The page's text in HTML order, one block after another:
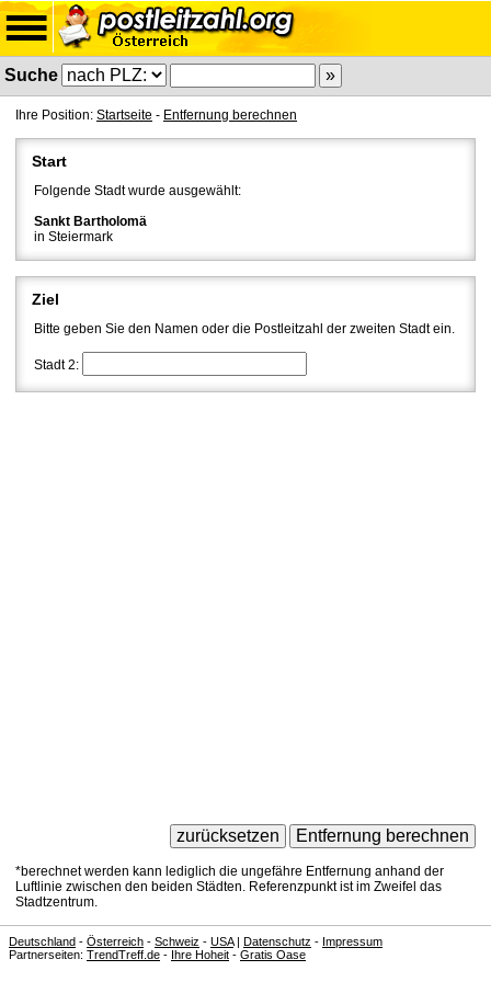
Suche
Ihre Position: Startseite - Entfernung berechnen
Start
Folgende Stadt wurde ausgewählt:
Sankt Bartholomä
in Steiermark
Ziel
Bitte geben Sie den Namen oder die Postleitzahl der zweiten Stadt ein.
Stadt 2:
*berechnet werden kann lediglich die ungefähre Entfernung anhand der
Luftlinie zwischen den beiden Städten. Referenzpunkt ist im Zweifel das
Stadtzentrum.
Deutschland - Österreich - Schweiz - USA| Datenschutz - Impressum
Partnerseiten: TrendTreff.de - Ihre Hoheit - Gratis Oase